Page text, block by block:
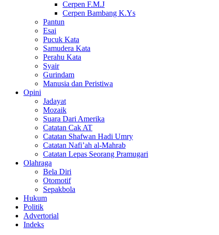
Cerpen F.M.J
Cerpen Bambang K.Ys
Pantun
Esai
Pucuk Kata
Samudera Kata
Perahu Kata
Syair
Gurindam
Manusia dan Peristiwa
Opini
Jadayat
Mozaik
Suara Dari Amerika
Catatan Cak AT
Catatan Shafwan Hadi Umry
Catatan Nafi’ah al-Mahrab
Catatan Lepas Seorang Pramugari
Olahraga
Bela Diri
Otomotif
Sepakbola
Hukum
Politik
Advertorial
Indeks